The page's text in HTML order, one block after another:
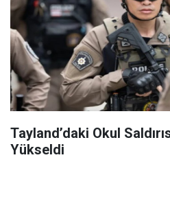
Tayland’daki Okul
Yükseldi